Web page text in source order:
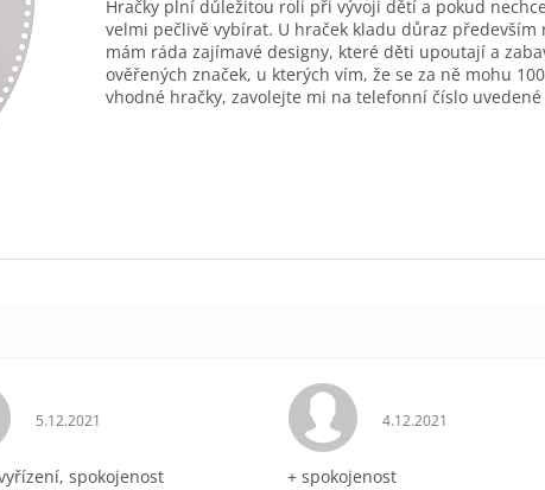
Hračky plní důležitou roli při vývoji dětí a pokud
velmi pečlivě vybírat. U hraček kladu důraz
mám ráda zajímavé designy, které děti upoutají a
ověřených značek, u kterých vím, že se za ně mohu
vhodné hračky, zavolejte mi na telefonní číslo
Hodnocení obchodu je 5 z 5 hvězdiček.
5.12.2021
spokojenost
Hodnocení obchodu
4.12.2021
+ spokojenost